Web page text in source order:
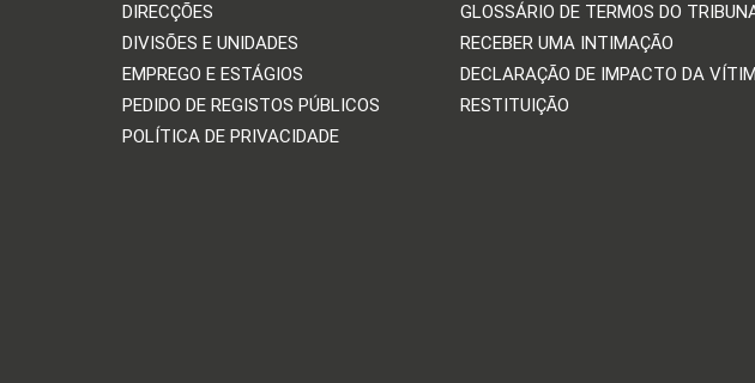
DIRECÇÕES
DIVISÕES E UNIDADES
EMPREGO E ESTÁGIOS
PEDIDO DE REGISTOS PÚBLICOS
POLÍTICA DE PRIVACIDADE
GLOSSÁRIO DE TERMOS DO
RECEBER UMA INTIMAÇÃO
DECLARAÇÃO DE IMPACTO DA
RESTITUIÇÃO